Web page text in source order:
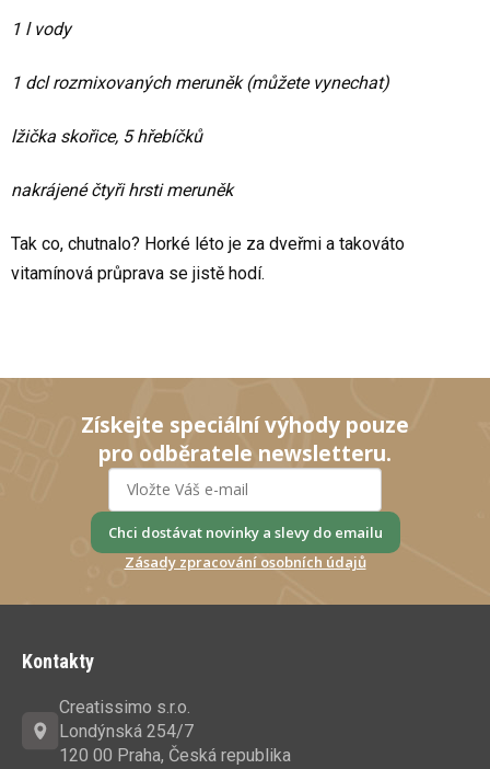
1 l vody
1 dcl rozmixovaných meruněk (můžete vynechat)
lžička skořice, 5 hřebíčků
nakrájené čtyři hrsti meruněk
Tak co, chutnalo? Horké léto je za dveřmi a takováto
vitamínová průprava se jistě hodí.
Získejte speciální výhody pouze
pro odběratele newsletteru.
Chci dostávat novinky a slevy do emailu
Zásady zpracování osobních údajů
Kontakty
Creatissimo s.r.o.
Londýnská 254/7
120 00 Praha, Česká republika